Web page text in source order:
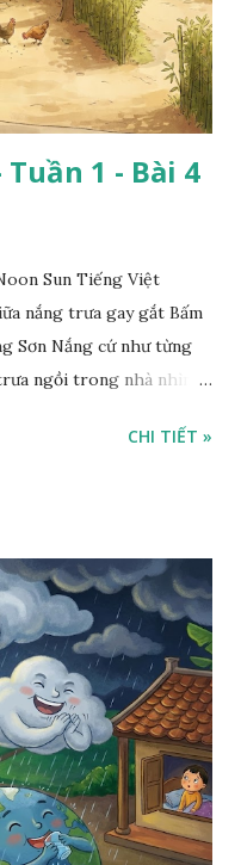
1 - Bài 4
Sun Tiếng Việt
nắng trưa gay gắt Bấm
Sơn Nắng cứ như từng
ngồi trong nhà nhìn
CHI TIẾT »